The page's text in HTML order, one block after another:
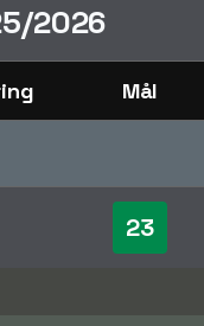
2026
Mål
23